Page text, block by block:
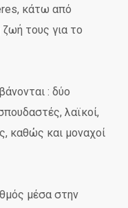
κάτω από
τους για το
: δύο
λαϊκοί,
καθώς και μοναχοί
μέσα στην